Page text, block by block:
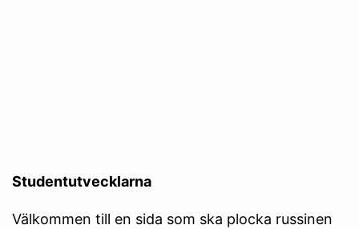
Studentutvecklarna
Välkommen till en sida som ska plocka russinen